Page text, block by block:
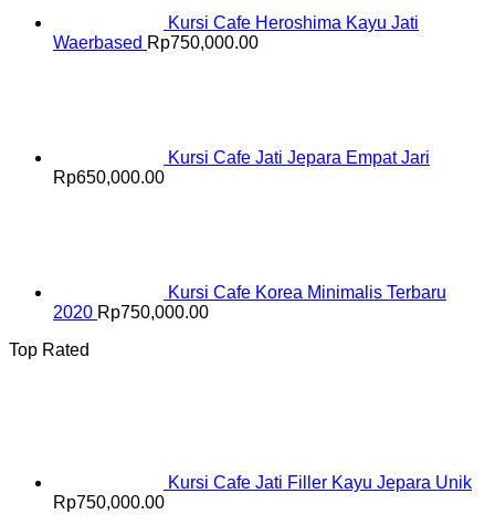
Kursi Cafe Heroshima Kayu Jati
Waerbased Rp750,000.00
Kursi Cafe Jati Jepara Empat Jari
Rp650,000.00
Kursi Cafe Korea Minimalis Terbaru
2020 Rp750,000.00
Top Rated
Kursi Cafe Jati Filler Kayu Jepara Unik
Rp750,000.00